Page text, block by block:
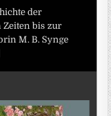
der
Zeiten bis zur
M. B. Synge